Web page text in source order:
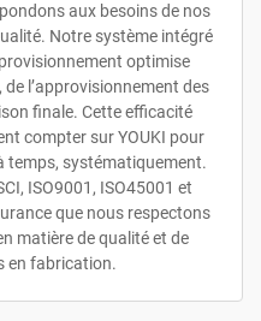
aux besoins de nos
Notre système intégré
optimise
l’approvisionnement des
finale. Cette efficacité
compter sur YOUKI pour
temps, systématiquement.
ISO9001, ISO45001 et
que nous respectons
matière de qualité et de
en fabrication.